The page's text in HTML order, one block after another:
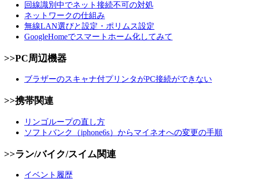
回線識別中でネット接続不可の対処
ネットワークの仕組み
無線LAN選びと設定・ポリムス設定
GoogleHomeでスマートホーム化してみて
>>PC周辺機器
ブラザーのスキャナ付プリンタがPC接続ができない
>>携帯関連
リンゴループの直し方
ソフトバンク（iphone6s）からマイネオへの変更の手順
>>ラン/バイク/スイム関連
イベント履歴